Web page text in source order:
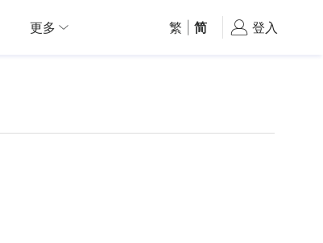
更多 繁 简 登入